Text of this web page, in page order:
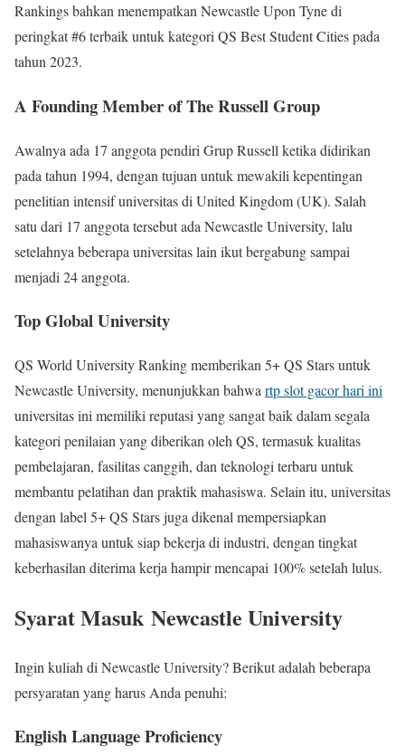
Rankings bahkan menempatkan Newcastle Upon Tyne di
peringkat #6 terbaik untuk kategori QS Best Student Cities pada
tahun 2023.
A Founding Member of The Russell Group
Awalnya ada 17 anggota pendiri Grup Russell ketika didirikan
pada tahun 1994, dengan tujuan untuk mewakili kepentingan
penelitian intensif universitas di United Kingdom (UK). Salah
satu dari 17 anggota tersebut ada Newcastle University, lalu
setelahnya beberapa universitas lain ikut bergabung sampai
menjadi 24 anggota.
Top Global University
QS World University Ranking memberikan 5+ QS Stars untuk
Newcastle University, menunjukkan bahwa rtp slot gacor hari ini
universitas ini memiliki reputasi yang sangat baik dalam segala
kategori penilaian yang diberikan oleh QS, termasuk kualitas
pembelajaran, fasilitas canggih, dan teknologi terbaru untuk
membantu pelatihan dan praktik mahasiswa. Selain itu, universitas
dengan label 5+ QS Stars juga dikenal mempersiapkan
mahasiswanya untuk siap bekerja di industri, dengan tingkat
keberhasilan diterima kerja hampir mencapai 100% setelah lulus.
Syarat Masuk Newcastle University
Ingin kuliah di Newcastle University? Berikut adalah beberapa
persyaratan yang harus Anda penuhi:
English Language Proficiency